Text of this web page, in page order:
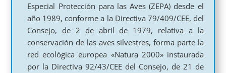
Especial Protección para las Aves (ZEPA) desde el
año 1989, conforme a la Directiva 79/409/CEE, del
Consejo, de 2 de abril de 1979, relativa a la
conservación de las aves silvestres, forma parte la
red ecológica europea «Natura 2000» instaurada
por la Directiva 92/43/CEE del Consejo, de 21 de